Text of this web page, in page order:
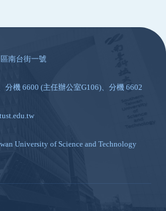
南台街一號
分機 6600 (主任辦公室G106)、分機 6602
University of Science and Technology